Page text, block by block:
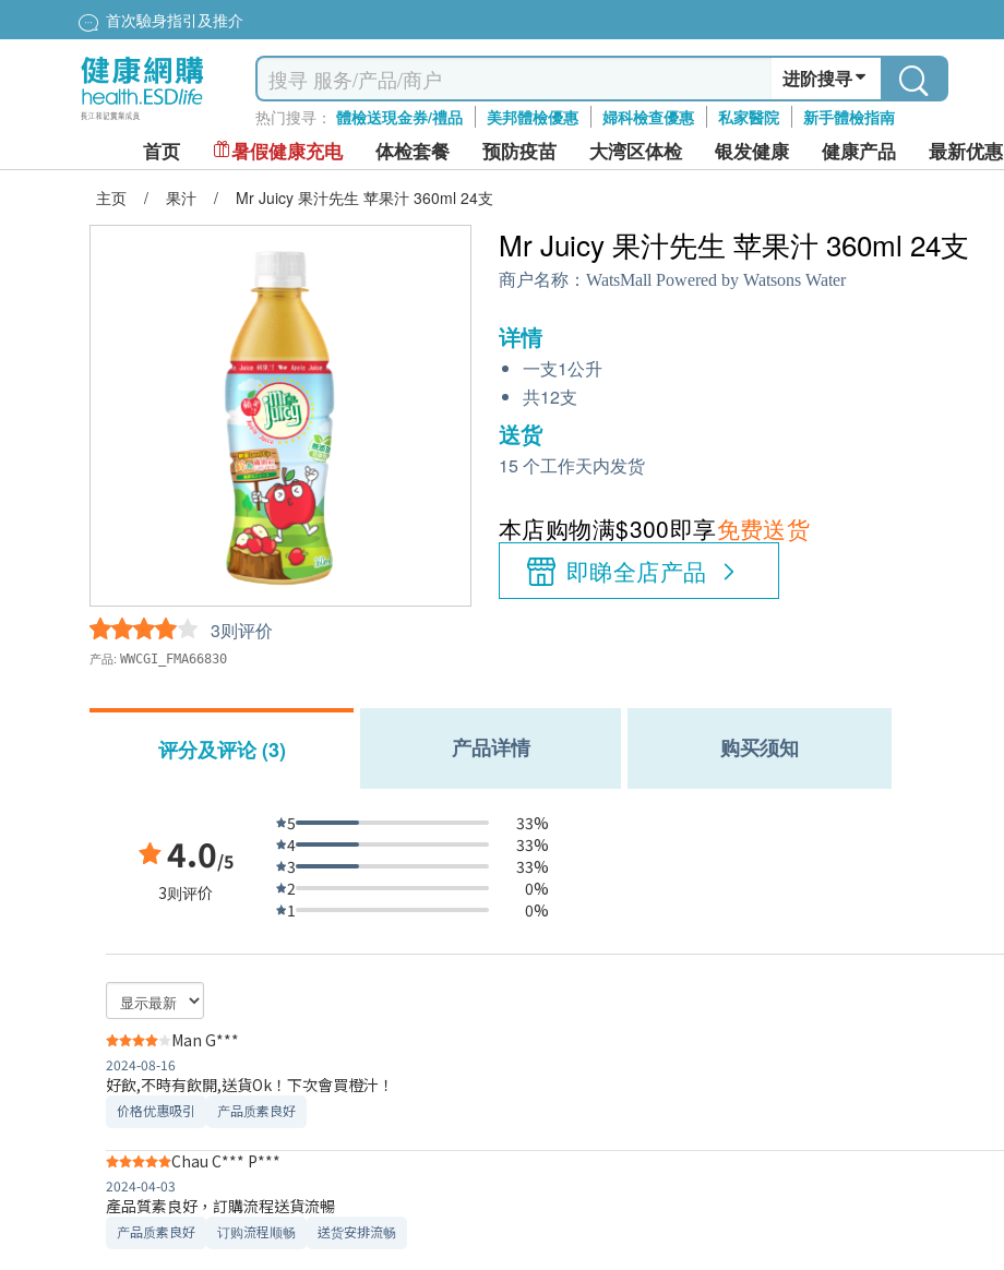
首次驗身指引及推介
进阶搜寻
热门搜寻： 體檢送現金券/禮品 美邦體檢優惠 婦科檢查優惠 私家醫院 新手體檢指南
首页 暑假健康充电 体检套餐 预防疫苗 大湾区体检 银发健康 健康产品 最新优惠
主页 / 果汁 / Mr Juicy 果汁先生 苹果汁 360ml 24支
3则评价
产品: WWCGI_FMA66830
Mr Juicy 果汁先生 苹果汁 360ml 24支
商户名称： WatsMall Powered by Watsons Water
详情
一支1公升
共12支
送货
15 个工作天内发货
本店购物满$300即享免费送货
即睇全店产品
评分及评论 (3) 产品详情 购买须知
4.0/5
3则评价
5
33%
4
33%
3
33%
2
0%
1
0%
Man G***
2024-08-16
好飲,不時有飲開,送貨Ok！下次會買橙汁！
价格优惠吸引 产品质素良好
Chau C*** P***
2024-04-03
產品質素良好，訂購流程送貨流暢
产品质素良好 订购流程顺畅 送货安排流畅